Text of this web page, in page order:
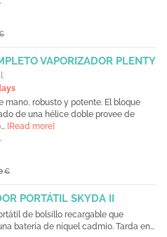
VAPORIZADOR PLENTY
mano, robusto y potente. El bloque
de una hélice doble provee de
[Read more]
€
PORTÁTIL SKYDA II
de bolsillo recargable que
batería de níquel cadmio. Tarda en...